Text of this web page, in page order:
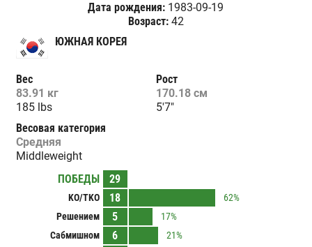
Дата рождения: 1983-09-19
Возраст:42
ЮЖНАЯ КОРЕЯ
Вес
83.91 кг
185 lbs
Рост
170.18 см
5'7"
Весовая категория
Средняя
Middleweight
ПОБЕДЫ
29
KO/TKO 18
62%
Решением
5
17%
Сабмишном
6
21%